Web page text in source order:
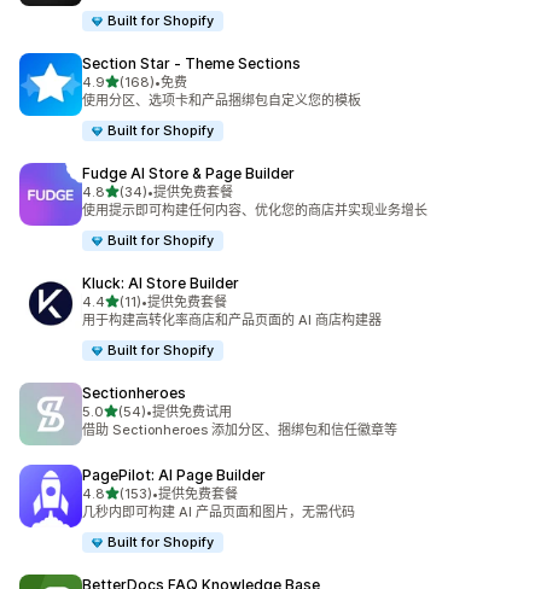
Built for Shopify
Section Star ‑ Theme Sections
4.9星（满分 5 星）
(168)
总共 168 条评论
•免费
使用分区、选项卡和产品捆绑包自定义您的模板
Built for Shopify
Fudge AI Store & Page Builder
4.8星（满分 5 星）
(34)
总共 34 条评论
•提供免费套餐
使用提示即可构建任何内容、优化您的商店并实现业务增长
Built for Shopify
Kluck: AI Store Builder
4.4星（满分 5 星）
(11)
总共 11 条评论
•提供免费套餐
用于构建高转化率商店和产品页面的 AI 商店构建器
Built for Shopify
Sectionheroes
5.0星（满分 5 星）
(54)
总共 54 条评论
•提供免费试用
借助 Sectionheroes 添加分区、捆绑包和信任徽章等
PagePilot: AI Page Builder
4.8星（满分 5 星）
(153)
总共 153 条评论
•提供免费套餐
几秒内即可构建 AI 产品页面和图片，无需代码
Built for Shopify
BetterDocs FAQ Knowledge Base